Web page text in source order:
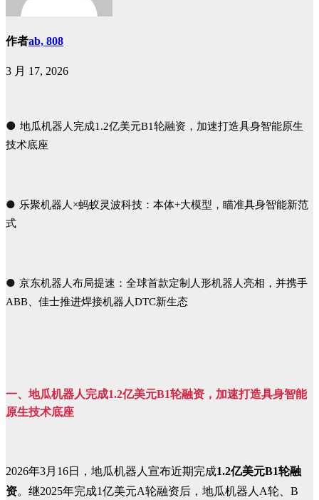
作者ab, 808
3 月 17, 2026
●地瓜机器人完成1.2亿美元B1轮融资，加速打造具身智能原生
技术底座
● 乐聚机器人×蚂蚁灵波科技：本体+大模型，瞄准具身智能新范
式
●京东机器人布局提速：全球首款定制人形机器人亮相，并携手
ABB、佳士推进焊接机器人DTC新生态
一、 地瓜机器人完成1.2亿美元B1轮融资，加速打造具身智能
原生技术底座
2026年3月16日，地瓜机器人宣布近期完成1.2亿美元B1轮融
资。继2025年完成1亿美元A轮融资后，地瓜机器人A轮、B